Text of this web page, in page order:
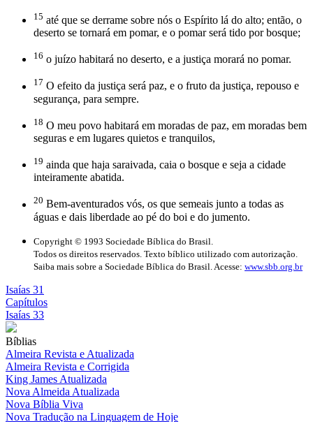
15 até que se derrame sobre nós o Espírito lá do alto; então, o
deserto se tornará em pomar, e o pomar será tido por bosque;
16 o juízo habitará no deserto, e a justiça morará no pomar.
17 O efeito da justiça será paz, e o fruto da justiça, repouso e
segurança, para sempre.
18 O meu povo habitará em moradas de paz, em moradas bem
seguras e em lugares quietos e tranquilos,
19 ainda que haja saraivada, caia o bosque e seja a cidade
inteiramente abatida.
20 Bem-aventurados vós, os que semeais junto a todas as
águas e dais liberdade ao pé do boi e do jumento.
Copyright © 1993 Sociedade Bíblica do Brasil.
Todos os direitos reservados. Texto bíblico utilizado com autorização.
Saiba mais sobre a Sociedade Bíblica do Brasil. Acesse: www.sbb.org.br
Isaías 31
Capítulos
Isaías 33
Bíblias
Almeira Revista e Atualizada
Almeira Revista e Corrigida
King James Atualizada
Nova Almeida Atualizada
Nova Bíblia Viva
Nova Tradução na Linguagem de Hoje